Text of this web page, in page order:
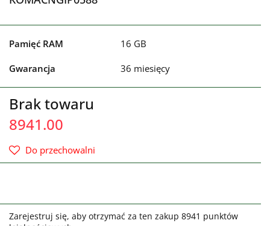
Pamięć RAM 16 GB
Gwarancja 36 miesięcy
Brak towaru
8941.00
Do przechowalni
Zarejestruj się, aby otrzymać za ten zakup 8941 punktów